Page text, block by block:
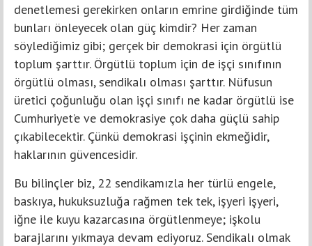
denetlemesi gerekirken onların emrine girdiğinde tüm
bunları önleyecek olan güç kimdir? Her zaman
söylediğimiz gibi; gerçek bir demokrasi için örgütlü
toplum şarttır. Örgütlü toplum için de işçi sınıfının
örgütlü olması, sendikalı olması şarttır. Nüfusun
üretici çoğunluğu olan işçi sınıfı ne kadar örgütlü ise
Cumhuriyet’e ve demokrasiye çok daha güçlü sahip
çıkabilecektir. Çünkü demokrasi işçinin ekmeğidir,
haklarının güvencesidir.
Bu bilinçler biz, 22 sendikamızla her türlü engele,
baskıya, hukuksuzluğa rağmen tek tek, işyeri işyeri,
iğne ile kuyu kazarcasına örgütlenmeye; işkolu
barajlarını yıkmaya devam ediyoruz. Sendikalı olmak